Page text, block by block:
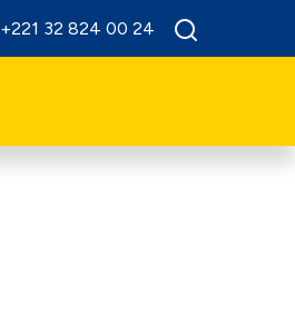
+221 32 824 00 24